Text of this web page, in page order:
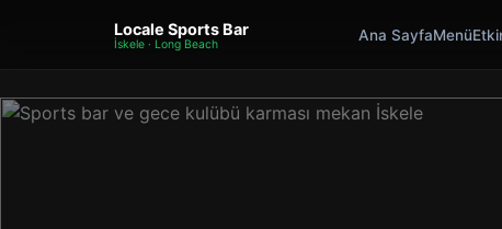
Locale Sports Bar
İskele · Long Beach
Ana SayfaMenü